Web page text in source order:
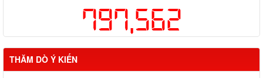
797,562
THĂM DÒ Ý KIẾN